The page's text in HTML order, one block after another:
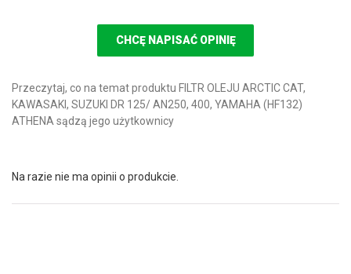
CHCĘ NAPISAĆ OPINIĘ
Przeczytaj, co na temat produktu FILTR OLEJU ARCTIC CAT,
KAWASAKI, SUZUKI DR 125/ AN250, 400, YAMAHA (HF132)
ATHENA sądzą jego użytkownicy
Na razie nie ma opinii o produkcie.